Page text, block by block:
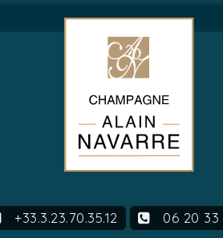
+33.3.23.70.35.12 06 20 33